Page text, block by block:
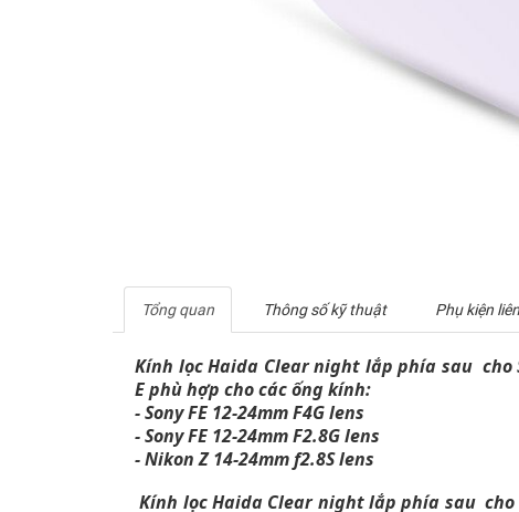
Tổng quan Thông số kỹ thuật Phụ kiện
Kính lọc Haida Clear night lắp phía sau cho
E phù hợp cho các ống kính:
- Sony FE 12-24mm F4G lens
- Sony FE 12-24mm F2.8G lens
- Nikon Z 14-24mm f2.8S lens
Kính lọc Haida Clear night lắp phía sau cho